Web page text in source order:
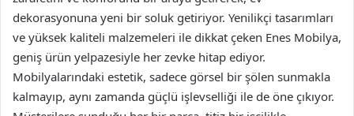
dekorasyonuna yeni bir soluk getiriyor. Yenilikçi tasarımları
ve yüksek kaliteli malzemeleri ile dikkat çeken Enes Mobilya,
geniş ürün yelpazesiyle her zevke hitap ediyor.
Mobilyalarındaki estetik, sadece görsel bir şölen sunmakla
kalmayıp, aynı zamanda güçlü işlevselliği ile de öne çıkıyor.